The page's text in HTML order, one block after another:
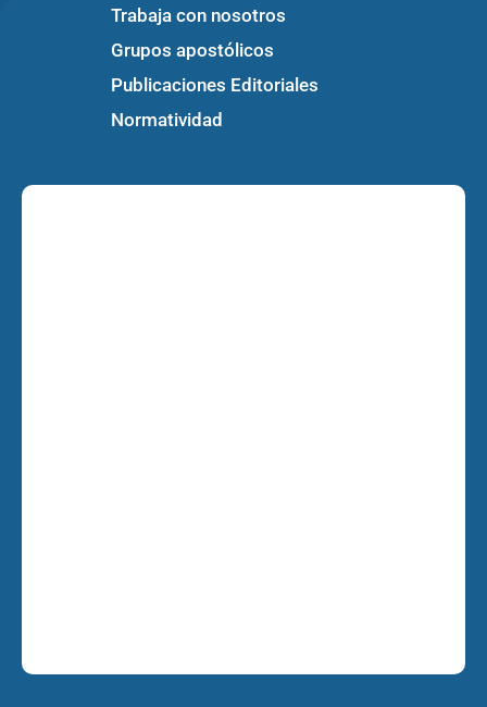
Trabaja con nosotros
Grupos apostólicos
Publicaciones Editoriales
Normatividad